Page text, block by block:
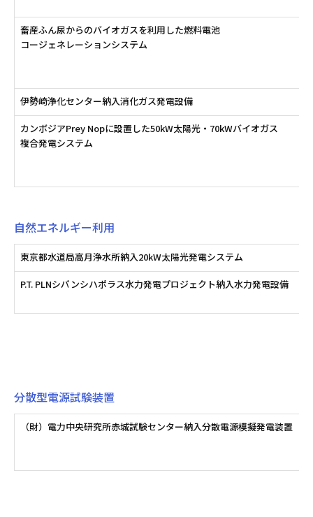
畜産ふん尿からのバイオガスを利用した燃料電池
コージェネレーションシステム
伊勢崎浄化センター納入消化ガス発電設備
カンボジアPrey Nopに設置した50kW太陽光・70kWバイオガス
複合発電システム
自然エネルギー利用
東京都水道局高月浄水所納入20kW太陽光発電システム
P.T. PLNシパンシハポラス水力発電プロジェクト納入水力発電設備
分散型電源試験装置
（財）電力中央研究所赤城試験センター納入分散電源模擬発電装置